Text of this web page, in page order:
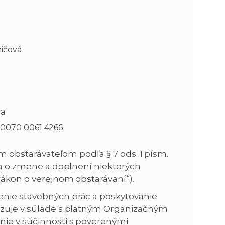
0061 4266
obstarávateľom podľa § 7 ods. 1 písm.
o zmene a doplnení niektorých
o verejnom obstarávaní“).
stavebných prác a poskytovanie
v súlade s platným Organizačným
v súčinnosti s poverenými